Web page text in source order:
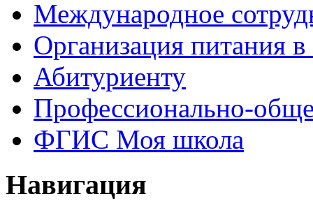
Международное
Организация питания в
Абитуриенту
Профессионально-
ФГИС Моя школа
Навигация